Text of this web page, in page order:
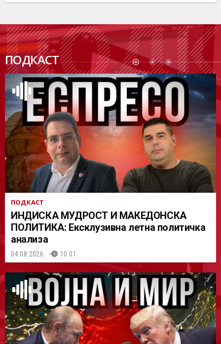
ПОДКАСТ
ПОДК
АСТ
ПОДКАСТ
ИНДИСКА МУДРОСТ И МАКЕДОНСКА
ПОЛИТИКА: Ексклузивна летна политичка
анализа
04.08.2026. 10:01